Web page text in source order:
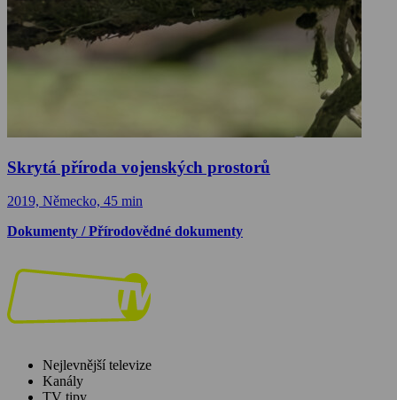
Skrytá příroda vojenských prostorů
2019, Německo, 45 min
Dokumenty / Přírodovědné dokumenty
Nejlevnější televize
Kanály